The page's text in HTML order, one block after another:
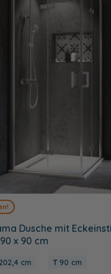
Dusche mit
x 90 cm
cm 90 cm